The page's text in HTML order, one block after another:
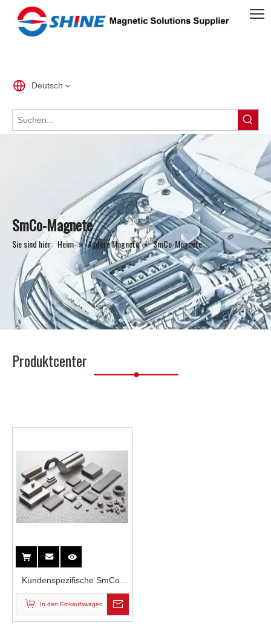
Deutsch
SmCo-Magnete
Sie sind hier: Heim » Andere Magnete » SmCo-Magnete
Produktcenter
Kundenspezifische SmCo-
Magnete mit
Korrosionsschutz
In den Einkaufswagen